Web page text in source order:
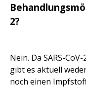
2?
Nein. Da SARS-
gibt es aktuell
noch einen